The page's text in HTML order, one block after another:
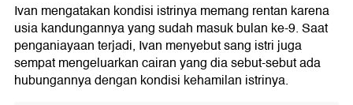
Ivan mengatakan kondisi istrinya memang rentan karena
usia kandungannya yang sudah masuk bulan ke-9. Saat
penganiayaan terjadi, Ivan menyebut sang istri juga
sempat mengeluarkan cairan yang dia sebut-sebut ada
hubungannya dengan kondisi kehamilan istrinya.